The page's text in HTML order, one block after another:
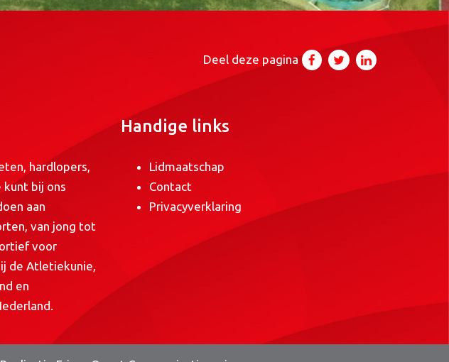
Deel deze pagina
hardlopers,
kunt bij ons
aan
van jong tot
voor
de Atletiekunie,
en
.
Handige links
Lidmaatschap
Contact
Privacyverklaring